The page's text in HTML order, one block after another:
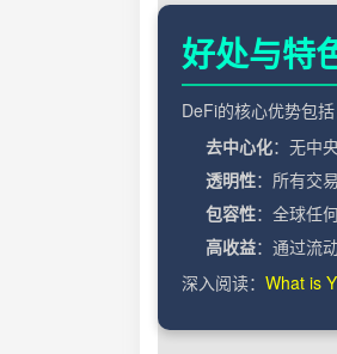
好处与特
DeFi的核心优势包括
去中心化：无中
透明性：所有交
包容性：全球任
高收益：通过流
深入阅读： What is